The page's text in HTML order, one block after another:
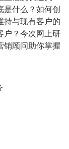
是什么？如何创
持与现有客户的
户？今次网上研
销顾问助你掌握